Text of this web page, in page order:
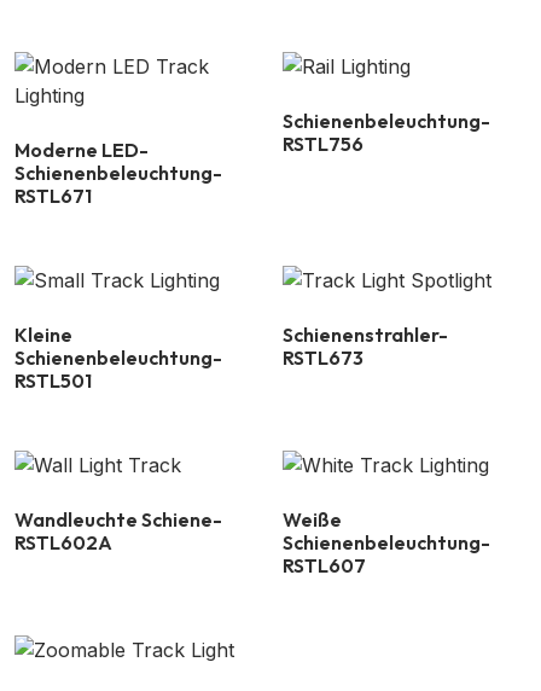
Moderne LED-
Schienenbeleuchtung-
RSTL671
Schienenbeleuchtung-
RSTL756
Kleine
Schienenbeleuchtung-
RSTL501
Schienenstrahler-
RSTL673
Wandleuchte Schiene-
RSTL602A
Weiße
Schienenbeleuchtung-
RSTL607